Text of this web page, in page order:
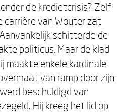
de kredietcrisis? Zelf
carrière van Wouter zat
schitterde de
politicus. Maar de klad
maakte enkele kardinale
van ramp door zijn
beschuldigd van
Hij kreeg het lid op